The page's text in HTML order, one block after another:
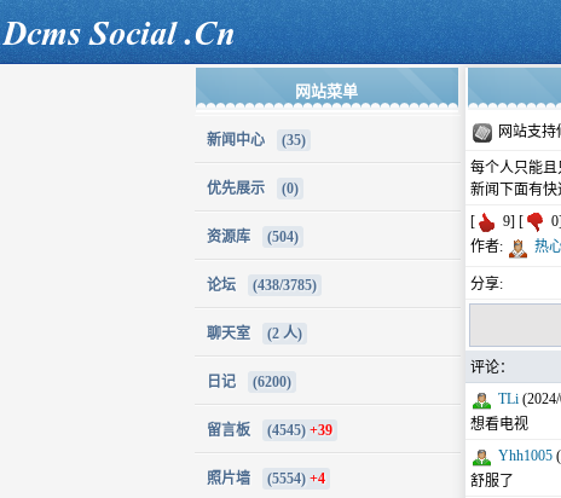
网站菜单
新闻中心 (35)
优先展示 (0)
资源库 (504)
论坛 (438/3785)
聊天室 (2 人)
日记 (6200)
留言板 (4545) +39
照片墙 (5554) +4
网站支持
每个人只能且
新闻下面有快
[
9] [
0]
作者:
热
分享:
评论：
TLi(2024/
想看电视
Yhh1005
舒服了